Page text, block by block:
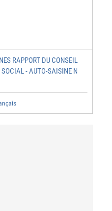
RAPPORT DU CONSEIL
SOCIAL - AUTO-SAISINE N